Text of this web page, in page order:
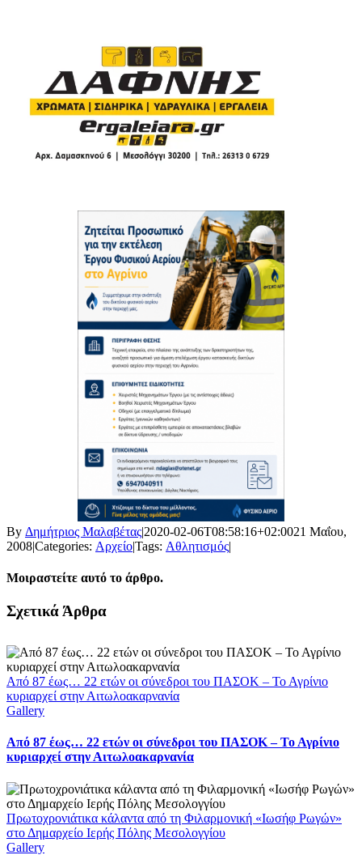
By Δημήτριος Μαλαβέτας|2020-02-06T08:58:16+02:0021 Μαΐου,
2008|Categories: Αρχείο|Tags: Αθλητισμός|
Μοιραστείτε αυτό το άρθρο.
Facebook
X
LinkedIn
WhatsApp
Email
Σχετικά Άρθρα
Από 87 έως… 22 ετών οι σύνεδροι του ΠΑΣΟΚ – Το Αγρίνιο
κυριαρχεί στην Αιτωλοακαρνανία
Gallery
Από 87 έως… 22 ετών οι σύνεδροι του ΠΑΣΟΚ – Το Αγρίνιο
κυριαρχεί στην Αιτωλοακαρνανία
Πρωτοχρονιάτικα κάλαντα από τη Φιλαρμονική «Ιωσήφ Ρωγών»
στο Δημαρχείο Ιερής Πόλης Μεσολογγίου
Gallery